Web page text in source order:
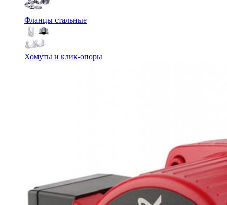
Фланцы стальные
Хомуты и клик-опоры